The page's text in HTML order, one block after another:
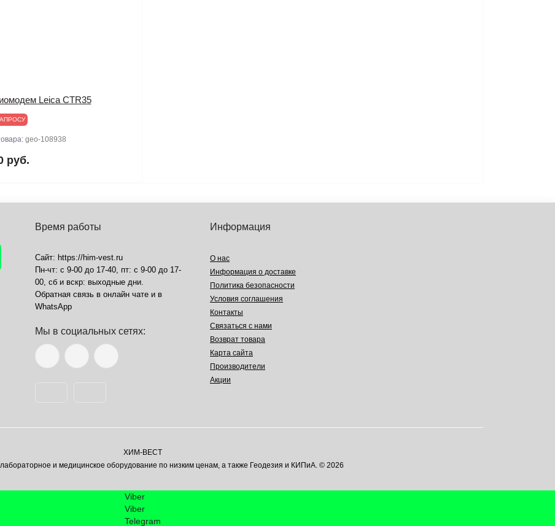
Leica CTR35
geo-108938
руб.
Время работы
Сайт: https://him-vest.ru
Пн-чт: с 9-00 до 17-40, пт: с 9-00 до 17-
00, сб и вскр: выходные дни.
Обратная связь в онлайн чате и в
WhatsApp
Мы в социальных сетях:
Информация
О нас
Информация о доставке
Политика безопасности
Условия соглашения
Контакты
Связаться с нами
Возврат товара
Карта сайта
Производители
Акции
ХИМ-ВЕСТ
и медицинское оборудование по низким ценам, а также Геодезия и КИПиА. © 2026
Viber
Viber
Telegram